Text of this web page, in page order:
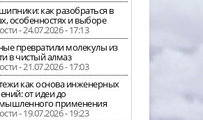
как разобраться в
особенностях и выборе
- 24.07.2026 - 17:13
превратили молекулы из
в чистый алмаз
- 21.07.2026 - 17:03
как основа инженерных
от идеи до
применения
- 19.07.2026 - 19:23